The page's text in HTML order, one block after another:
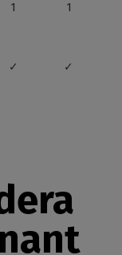
1 1
✓ ✓